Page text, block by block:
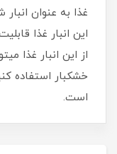
غذا به عنوان
این انبار غذا
از این انبار غذا
است.